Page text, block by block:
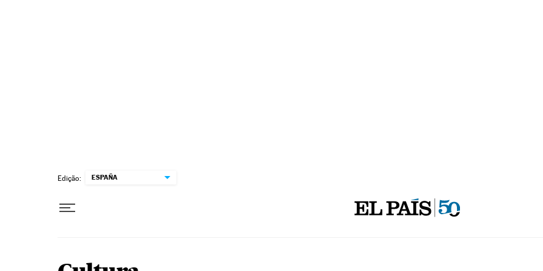
Edição: ESPAÑA